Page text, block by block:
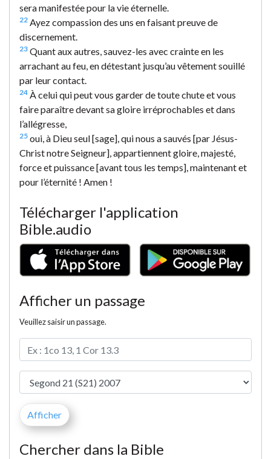
sera manifestée pour la vie éternelle.
22 Ayez compassion des uns en faisant preuve de
discernement.
23 Quant aux autres, sauvez-les avec crainte en les
arrachant au feu, en détestant jusqu’au vêtement souillé
par leur contact.
24 À celui qui peut vous garder de toute chute et vous
faire paraître devant sa gloire irréprochables et dans
l’allégresse,
25 oui, à Dieu seul [sage], qui nous a sauvés [par Jésus-
Christ notre Seigneur], appartiennent gloire, majesté,
force et puissance [avant tous les temps], maintenant et
pour l’éternité ! Amen !
Télécharger l'application
Bible.audio
Afficher un passage
Veuillez saisir un passage.
Chercher dans la Bible